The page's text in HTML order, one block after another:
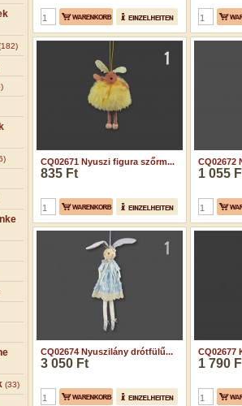
(33)
CQ02671 Nyuszi figura szőrm...
835 Ft
CQ02672
1 055
CQ02674 Nyuszilány drótfülű...
3 050 Ft
CQ02677
1 790